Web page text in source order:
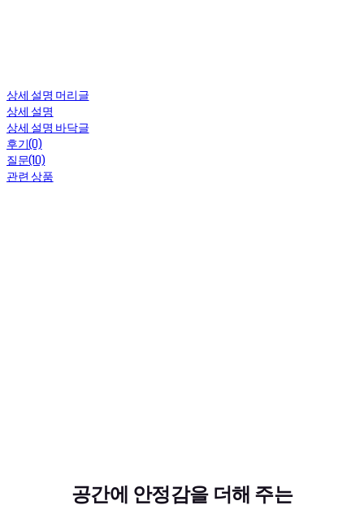
상세 설명 머리글
상세 설명
상세 설명 바닥글
후기(0)
질문(10)
관련 상품
공간에 안정감을 더해 주는